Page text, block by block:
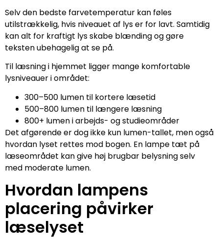
Selv den bedste farvetemperatur kan føles
utilstrækkelig, hvis niveauet af lys er for lavt. Samtidig
kan alt for kraftigt lys skabe blænding og gøre
teksten ubehagelig at se på.
Til læsning i hjemmet ligger mange komfortable
lysniveauer i området:
300–500 lumen til kortere læsetid
500–800 lumen til længere læsning
800+ lumen i arbejds- og studieområder
Det afgørende er dog ikke kun lumen-tallet, men også
hvordan lyset rettes mod bogen. En lampe tæt på
læseområdet kan give høj brugbar belysning selv
med moderate lumen.
Hvordan lampens
placering påvirker
læselyset